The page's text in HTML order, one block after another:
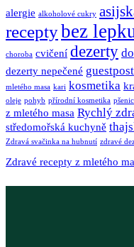
alergie alkoholové cukry
receptybez
choroba cvičení dezerty
dezerty nepečené guestpost
mletého masa kari kosmetika
oleje pohyb přírodní kosmetika
z mletého masa Rychlý
středomořská kuchyně
Zdravá svačinka na hubnutí zdravé
Zdravé recepty z mletého